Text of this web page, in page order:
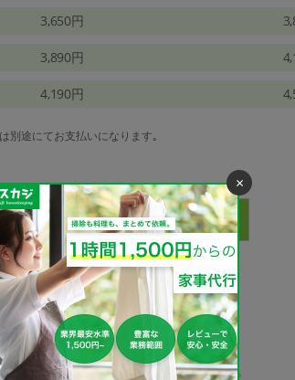
3,650円
3,890円
4,190円
別途にてお支払いになります｡
家事代行サービスの種類
で依頼できるサービスは下記となります。
×